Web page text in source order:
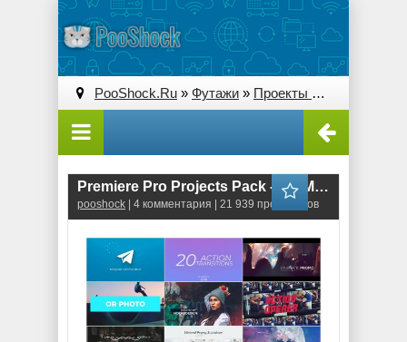
PooShock.Ru » Футажи » Проекты Premiere Pro
Premiere Pro Projects Pack - 27 (Motion Array)
pooshock | 4 комментария | 21 939 просмотров